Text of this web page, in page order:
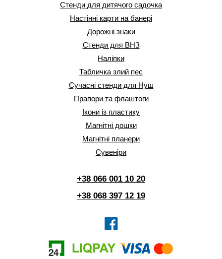
Стенди для дитячого садочка
Настінні карти на банері
Дорожні знаки
Стенди для ВНЗ
Наліпки
Табличка злий пес
Сучасні стенди для Нуш
Прапори та флаштоги
Ікони із пластику
Магнітні дошки
Магнітні планери
Сувеніри
+38 066 001 10 20
+38 068 397 12 19